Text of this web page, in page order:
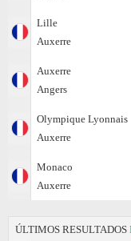
Lille
Auxerre
Auxerre
Angers
Olympique Lyonnais
Auxerre
Monaco
Auxerre
ÚLTIMOS RESULTADOS